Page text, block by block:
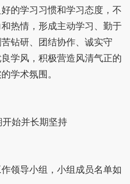
的学习习惯和学习态度，不
热情，形成主动学习、勤于
钻研、团结协作、诚实守
学风，积极营造风清气正的
学术氛围。
开始并长期坚持
领导小组，小组成员名单如